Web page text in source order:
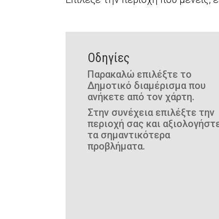
Οδηγίες
Παρακαλώ επιλέξτε το
Δημοτικό διαμέρισμα που
ανήκετε από τον χάρτη.
Στην συνέχεια επιλέξτε την
περιοχή σας και
τα σημαντικότερα
προβλήματα.